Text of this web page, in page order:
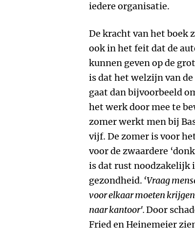
iedere organisatie.
De kracht van het boek
ook in het feit dat de
kunnen geven op de
is dat het welzijn van
gaat dan bijvoorbeeld
het werk door mee te
zomer werkt men bij
vijf. De zomer is voor
voor de zwaardere
is dat rust
gezondheid. ‘Vraag
voor elkaar moeten
naar kantoor'.Door
Fried en Heinemeier